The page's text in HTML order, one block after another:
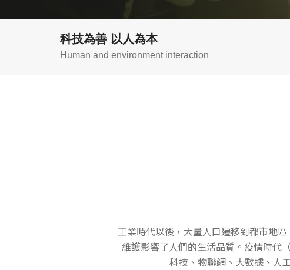
科技為善 以人為本
Human and environment interaction
工業時代以後，大量人口遷移到都市地
維護影響了人們的生活品質。疫情時代
科技、物聯網、大數據、人